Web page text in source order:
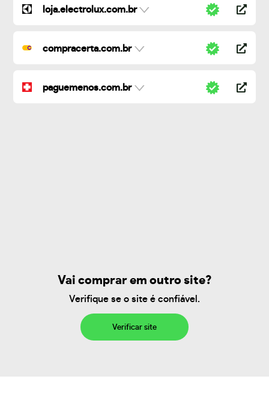
loja.electrolux.com.br
compracerta.com.br
paguemenos.com.br
Vai comprar em outro site?
Verifique se o site é confiável.
Verificar site